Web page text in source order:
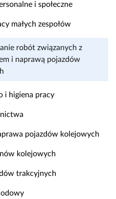
i społeczne
małych zespołów
robót związanych z
i naprawą pojazdów
i higiena pracy
pojazdów kolejowych
kolejowych
trakcyjnych